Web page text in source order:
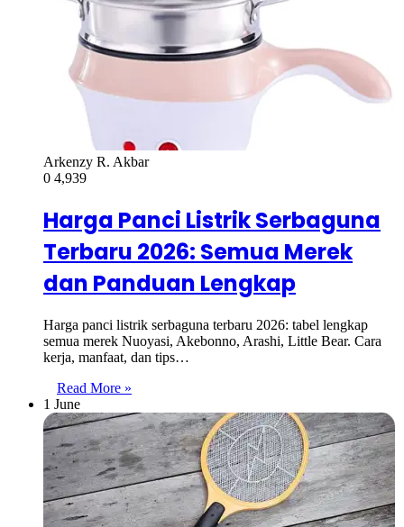
Arkenzy R. Akbar
0 4,939
Harga Panci Listrik Serbaguna
Terbaru 2026: Semua Merek
dan Panduan Lengkap
Harga panci listrik serbaguna terbaru 2026: tabel lengkap
semua merek Nuoyasi, Akebonno, Arashi, Little Bear. Cara
kerja, manfaat, dan tips…
Read More »
1 June